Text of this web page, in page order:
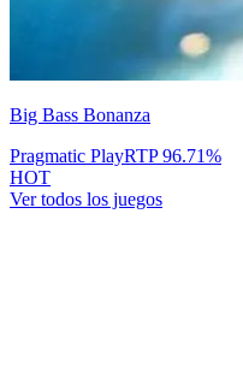
Big Bass Bonanza
Pragmatic PlayRTP96.71%
HOT
Ver todos los juegos